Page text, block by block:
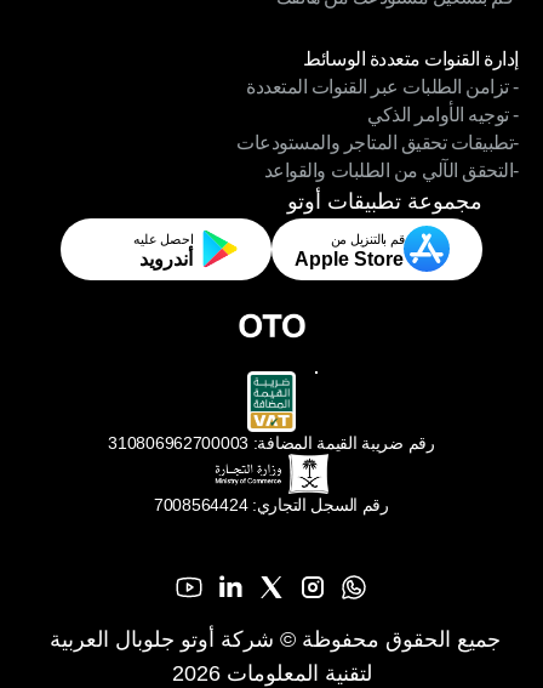
إدارة القنوات متعددة الوسائط
إدارة القنوات متعددة الوسائط
- تزامن الطلبات عبر القنوات المتعددة
- تزامن الطلبات عبر القنوات المتعددة
- توجيه الأوامر الذكي
- توجيه الأوامر الذكي
-تطبيقات تحقيق المتاجر والمستودعات
-تطبيقات تحقيق المتاجر والمستودعات
-التحقق الآلي من الطلبات والقواعد
-التحقق الآلي من الطلبات والقواعد
مجموعة تطبيقات أوتو
قم بالتنزيل من
Apple Store
احصل عليه
أندرويد
رقم ضريبة القيمة المضافة: 310806962700003
رقم السجل التجاري: 7008564424
لتقنية المعلومات 2026